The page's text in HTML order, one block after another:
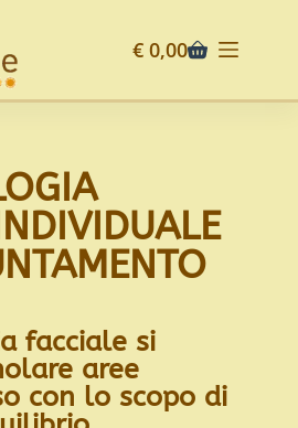
€ 0,00
facciale si
aree
con lo scopo di